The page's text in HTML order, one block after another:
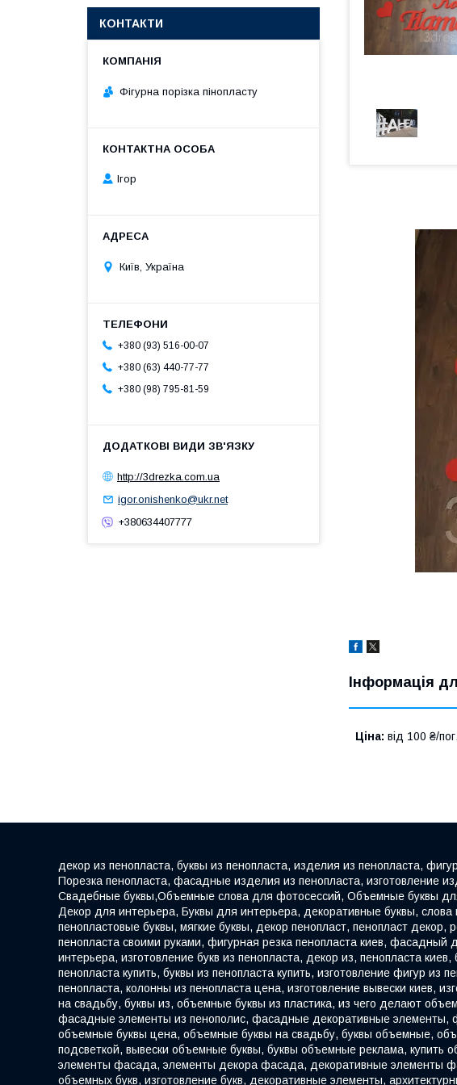
Інформація
Ціна: від 100 ₴/
КОНТАКТИ
Фігурна порізка пінопласту
Ігор
Київ, Україна
+380 (93) 516-00-07
+380 (63) 440-77-77
+380 (98) 795-81-59
http://3drezka.com.ua
igor.onishenko@ukr.net
+380634407777
декор из пенопласта, буквы из пенопласта, изделия из пенопласта,
Порезка пенопласта, фасадные изделия из пенопласта, изготовление
Свадебные буквы,Объемные слова для фотосессий, Объемные буквы
Декор для интерьера, Буквы для интерьера, декоративные буквы,
пенопластовые буквы, мягкие буквы, декор пенопласт, пенопласт декор,
пенопласта своими руками, фигурная резка пенопласта киев,
интерьера, изготовление букв из пенопласта, декор из, пенопласта
пенопласта купить, буквы из пенопласта купить, изготовление фигур
пенопласта, колонны из пенопласта цена, изготовление вывески киев,
на свадьбу, буквы из, объемные буквы из пластика, из чего делают
фасадные элементы из пенополис, фасадные декоративные элементы,
объемные буквы цена, объемные буквы на свадьбу, буквы объемные,
подсветкой, вывески объемные буквы, буквы объемные реклама,
элементы фасада, элементы декора фасада, декоративные элементы
объемных букв, изготовление букв, декоративные элементы,